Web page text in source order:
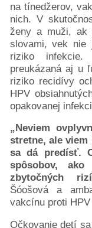
na tínedžerov,
nich. V
ženy a muži, ak
slovami, vek nie
riziko infekcie.
preukázaná aj u
riziko recidívy
HPV
opakovanej
„Neviem
stretne, ale
sa dá predísť.
spôsobov,
zbytočných
Šóošová a
vakcínu proti
Očkovanie detí